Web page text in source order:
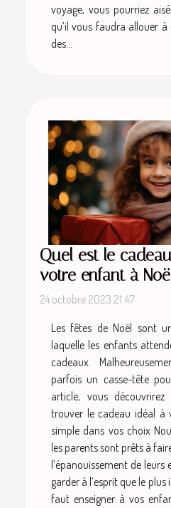
voyage, vous pourriez
qu’il vous faudra allouer
des...
Quel est le
votre enfant à
24 octobre 2023 21:47
Les fêtes de Noël sont
laquelle les enfants
cadeaux.
parfois un casse-tête
article, vous
trouver le cadeau idéal à
simple dans vos choix
les parents sont prêts à
l’épanouissement de
garder à l’esprit que le
faut enseigner à vos